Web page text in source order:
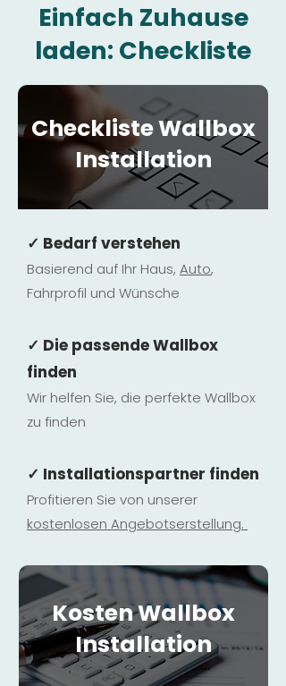
Einfach Zuhause
laden: Checkliste
Checkliste Wallbox
Installation
✓ Bedarf verstehen
Basierend auf Ihr Haus, Auto,
Fahrprofil und Wünsche
✓ Die passende Wallbox
finden
Wir helfen Sie, die perfekte Wallbox
zu finden
✓ Installationspartner finden
Profitieren Sie von unserer
kostenlosen Angebotserstellung.
Kosten Wallbox
Installation